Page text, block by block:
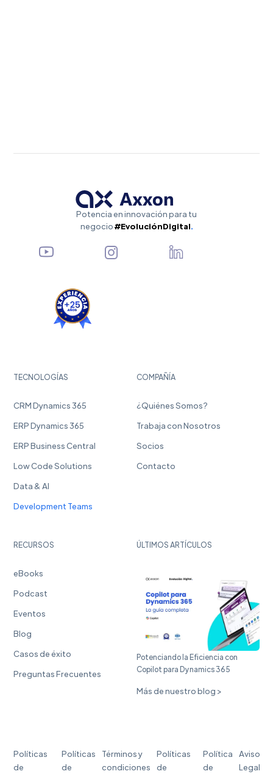
Potencia en innovación para tu
negocio#EvoluciónDigital.
TECNOLOGÍAS
CRM Dynamics 365
ERP Dynamics 365
ERP Business Central
Low Code Solutions
Data & AI
Development Teams
COMPAÑÍA
¿Quiénes Somos?
Trabaja con Nosotros
Socios
Contacto
RECURSOS
eBooks
Podcast
Eventos
Blog
Casos de éxito
Preguntas Frecuentes
ÚLTIMOS ARTÍCULOS
Potenciando la Eficiencia con
Copilot para Dynamics 365
Más de nuestro blog >
Políticas
de
Políticas
de
Términos y
condiciones
Políticas
de
Política
de
Aviso
Legal